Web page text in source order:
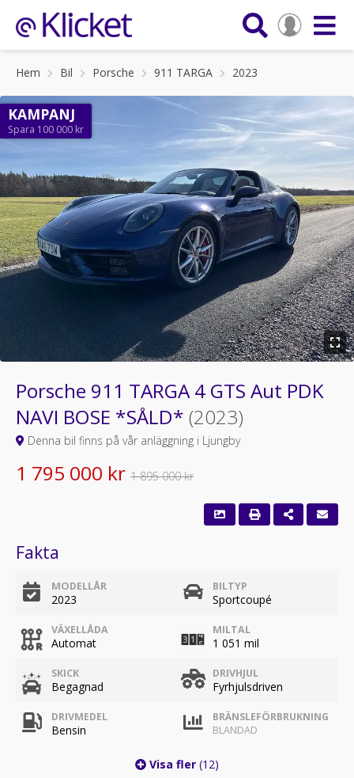
Hem Bil Porsche 911 TARGA 2023
KAMPANJ
Spara 100 000 kr
Porsche 911 TARGA 4 GTS Aut PDK
NAVI BOSE *SÅLD* (2023)
Denna bil finns på vår anläggning i Ljungby
1 795 000 kr 1 895 000 kr
Fakta
MODELLÅR
2023
BILTYP
Sportcoupé
VÄXELLÅDA
Automat
MILTAL
1 051 mil
SKICK
Begagnad
DRIVHJUL
Fyrhjulsdriven
DRIVMEDEL
Bensin
BRÄNSLEFÖRBRUKNING
BLANDAD
Visa fler (12)